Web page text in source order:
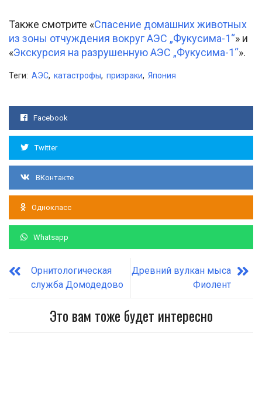
Также смотрите «Спасение домашних животных
из зоны отчуждения вокруг АЭС „Фукусима-1“» и
«Экскурсия на разрушенную АЭС „Фукусима-1“».
Теги: АЭС, катастрофы, призраки, Япония
Facebook
Twitter
ВКонтакте
Однокласс
Whatsapp
Орнитологическая
служба Домодедово
Древний вулкан мыса
Фиолент
Это вам тоже будет интересно